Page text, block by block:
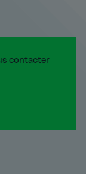
contacter